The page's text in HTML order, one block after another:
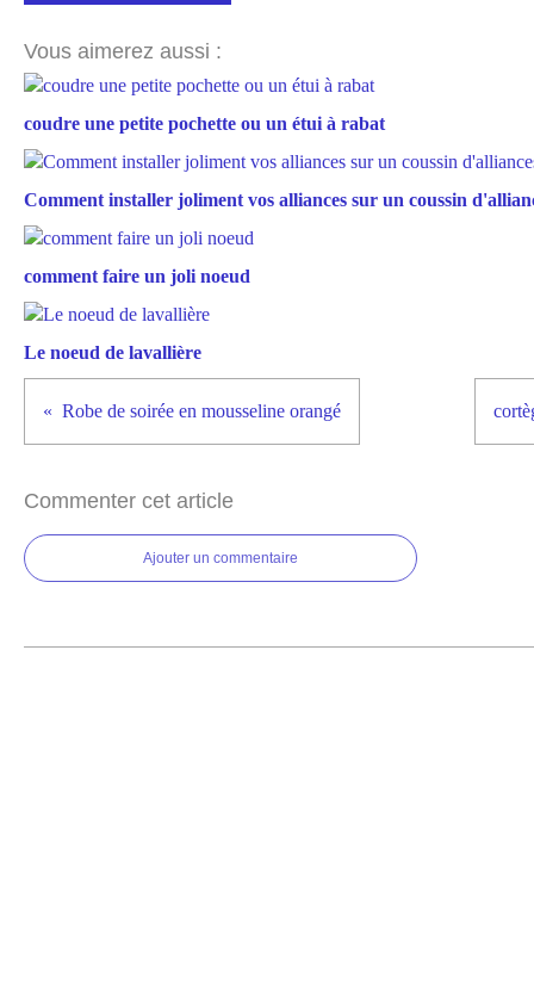
Vous aimerez aussi :
coudre une petite pochette ou un étui à rabat
Comment installer joliment vos alliances sur un coussin
comment faire un joli noeud
Le noeud de lavallière
Robe de soirée en mousseline orangé
Commenter cet article
Ajouter un commentaire